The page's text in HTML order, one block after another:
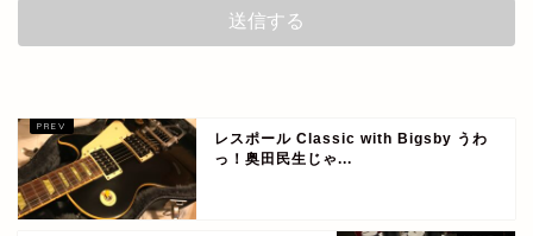
レスポール Classic with Bigsby うわ
っ！奥田民生じゃ...